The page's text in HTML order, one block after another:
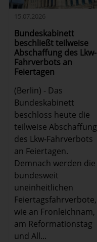
15.07.2026
Bundeskabinett
beschließt teilweise
Abschaffung des Lkw-
Fahrverbots an
Feiertagen
(Berlin) - Das
Bundeskabinett
beschloss heute die
teilweise Abschaffung
des Lkw-Fahrverbots
an Feiertagen.
Demnach werden die
bundesweit
uneinheitlichen
Feiertagsfahrverbote,
wie an Fronleichnam,
am Reformationstag
und All...